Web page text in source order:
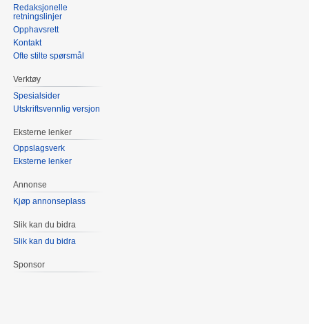
Redaksjonelle
retningslinjer
Opphavsrett
Kontakt
Ofte stilte spørsmål
Verktøy
Spesialsider
Utskriftsvennlig versjon
Eksterne lenker
Oppslagsverk
Eksterne lenker
Annonse
Kjøp annonseplass
Slik kan du bidra
Slik kan du bidra
Sponsor